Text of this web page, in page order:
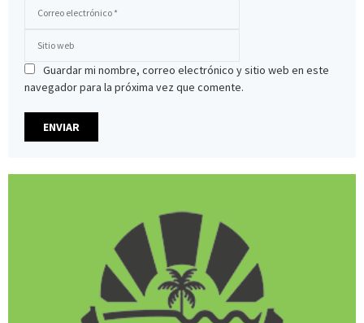
Guardar mi nombre, correo electrónico y sitio web en este
navegador para la próxima vez que comente.